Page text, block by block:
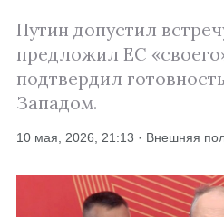
Путин допустил
предложил ЕС
подтвердил
Западом.
10 мая, 2026, 21:13 · Внешняя